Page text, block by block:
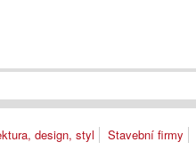
design, styl Stavební firmy